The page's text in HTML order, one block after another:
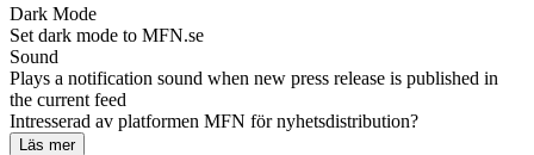
Dark Mode
Set dark mode to MFN.se
Sound
Plays a notification sound when new press release is published in
the current feed
Intresserad av platformen MFN för nyhetsdistribution?
Läs mer